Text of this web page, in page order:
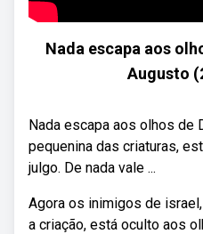
Nada escapa aos
Augusto
Nada escapa aos olhos de
pequenina das criaturas,
julgo. De nada vale ...
Agora os inimigos de
a criação, está oculto aos